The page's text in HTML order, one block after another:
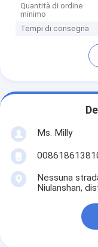
Quantità di ordine
minimo
Tempi di consegna
Ms. Milly
Nessuna
Niulanshan,